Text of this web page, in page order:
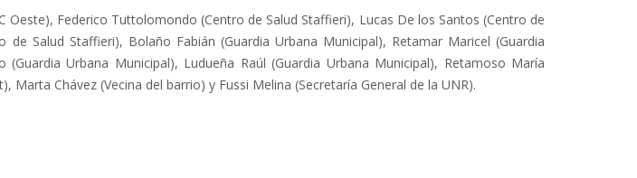
Oeste), Federico Tuttolomondo (Centro de Salud Staffieri), Lucas De los Santos (Centro de
Salud Staffieri), Bolaño Fabián (Guardia Urbana Municipal), Retamar Maricel (Guardia
Urbana Municipal), Ludueña Raúl (Guardia Urbana Municipal), Retamoso María
Chávez (Vecina del barrio) y Fussi Melina (Secretaría General de la UNR).